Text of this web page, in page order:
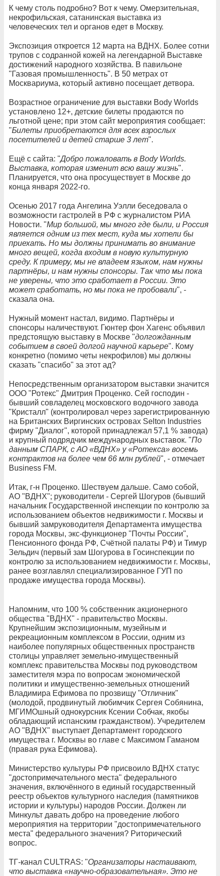
К чему столь подробно? Вот к чему. Омерзительная,
некрофильская, сатанинская выставка из
человеческих тел и органов едет в Москву.
Экспозиция откроется 12 марта на ВДНХ. Более сотни
трупов с содранной кожей на легендарной Выставке
достижений народного хозяйства. В павильоне
"Газовая промышленность". В 50 метрах от
Москвариума, который активно посещает детвора.
Возрастное ограничение для выставки Body Worlds
установлено 12+, детские билеты продаются по
льготной цене; при этом сайт мероприятия сообщает:
"Билеты приобретаются для всех взрослых
посетителей и детей старше 3 лет".
Ещё с сайта: "Добро пожаловать в Body Worlds.
Выставка, которая изменит всю вашу жизнь".
Планируется, что она просуществует в Москве до
конца января 2022-го.
Осенью 2017 года Ангелина Уэлли беседовала о
возможности гастролей в РФ с журналистом РИА
Новости. "Мир большой, мы много где были, и Россия
является одним из тех мест, куда мы хотели бы
приехать. Но мы должны принимать во внимание
много вещей, когда входим в новую культурную
среду. К примеру, мы не владеем языком, нам нужны
партнёры, и нам нужны спонсоры. Так что мы пока
не уверены, что это сработает в России. Это
может сработать, но мы пока не пробовали", -
сказала она.
Нужный момент настал, видимо. Партнёры и
спонсоры наличествуют. Гюнтер фон Хагенс объявил
предстоящую выставку в Москве "долгожданным
событием в своей долгой научной карьере". Кому
конкретно (помимо четы некрофилов) мы должны
сказать "спасибо" за этот ад?
Непосредственным организатором выставки значится
ООО "Ротекс" Дмитрия Проценко. Сей господин -
бывший совладелец московского водочного завода
"Кристалл" (контролировал через зарегистрированную
на Британских Виргинских островах Selton Industries
фирму "Диалог", которой принадлежал 57,1 % завода)
и крупный подрядчик международных выставок. "По
данным СПАРК, с АО «ВДНХ» у «Ротекса» восемь
контрактов на более чем 66 млн рублей", - отмечает
Business FM.
Итак, г-н Проценко. Шествуем дальше. Само собой,
АО "ВДНХ"; руководители - Сергей Шогуров (бывший
начальник Государственной инспекции по контролю за
использованием объектов недвижимости г. Москвы и
бывший замруководителя Департамента имущества
города Москвы, экс-функционер "Почты России",
Пенсионного фонда РФ, Счётной палаты РФ) и Тимур
Зельдич (первый зам Шогурова в Госинспекции по
контролю за использованием недвижимости г. Москвы,
ранее возглавлял специализированное ГУП по
продаже имущества города Москвы).
Напомним, что 100 % собственник акционерного
общества "ВДНХ" - правительство Москвы.
Крупнейшим экспозиционным, музейным и
рекреационным комплексом в России, одним из
наиболее популярных общественных пространств
столицы управляет земельно-имущественный
комплекс правительства Москвы под руководством
заместителя мэра по вопросам экономической
политики и имущественно-земельных отношений
Владимира Ефимова по прозвищу "Отличник"
(молодой, продвинутый любимчик Сергея Собянина,
МГИМОшный однокурсник Ксении Собчак, якобы
обладающий испанским гражданством). Учредителем
АО "ВДНХ" выступает Департамент городского
имущества г. Москвы во главе с Максимом Гаманом
(правая рука Ефимова).
Министерство культуры РФ присвоило ВДНХ статус
"достопримечательного места" федерального
значения, включённого в единый государственный
реестр объектов культурного наследия (памятников
истории и культуры) народов России. Должен ли
Минкульт давать добро на проведение любого
мероприятия на территории "достопримечательного
места" федерального значения? Риторический
вопрос.
ТГ-канал CULTRAS: "Организаторы настаивают,
что выставка «научно-образовательная». Это не